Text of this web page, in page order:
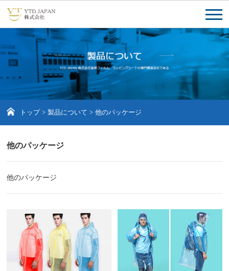
トップ > 製品について >他のパッケージ
他のパッケージ
他のパッケージ